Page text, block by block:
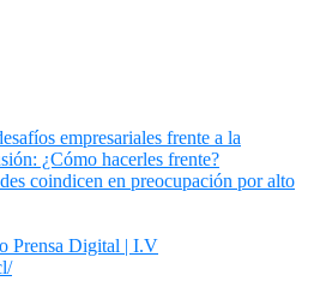
empresariales frente a la
¿Cómo hacerles frente?
coindicen en preocupación por alto
Prensa Digital | I.V